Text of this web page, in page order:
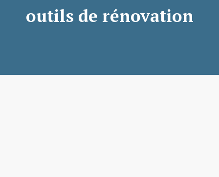
outils de rénovation